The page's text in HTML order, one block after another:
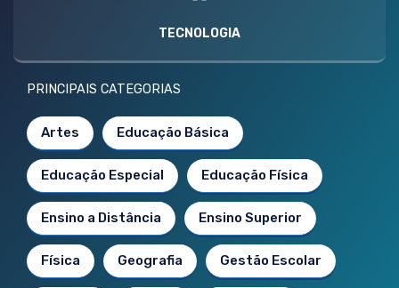
TECNOLOGIA
PRINCIPAIS CATEGORIAS
Artes Educação Básica
Educação Especial Educação Física
Ensino a Distância Ensino Superior
Física Geografia Gestão Escolar